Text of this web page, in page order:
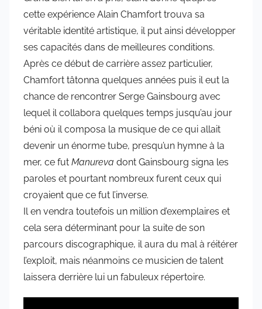
cette expérience Alain Chamfort trouva sa
véritable identité artistique, il put ainsi développer
ses capacités dans de meilleures conditions.
Après ce début de carrière assez particulier,
Chamfort tâtonna quelques années puis il eut la
chance de rencontrer Serge Gainsbourg avec
lequel il collabora quelques temps jusqu’au jour
béni où il composa la musique de ce qui allait
devenir un énorme tube, presqu’un hymne à la
mer, ce fut Manureva dont Gainsbourg signa les
paroles et pourtant nombreux furent ceux qui
croyaient que ce fut l’inverse.
Il en vendra toutefois un million d’exemplaires et
cela sera déterminant pour la suite de son
parcours discographique, il aura du mal à réitérer
l’exploit, mais néanmoins ce musicien de talent
laissera derrière lui un fabuleux répertoire.